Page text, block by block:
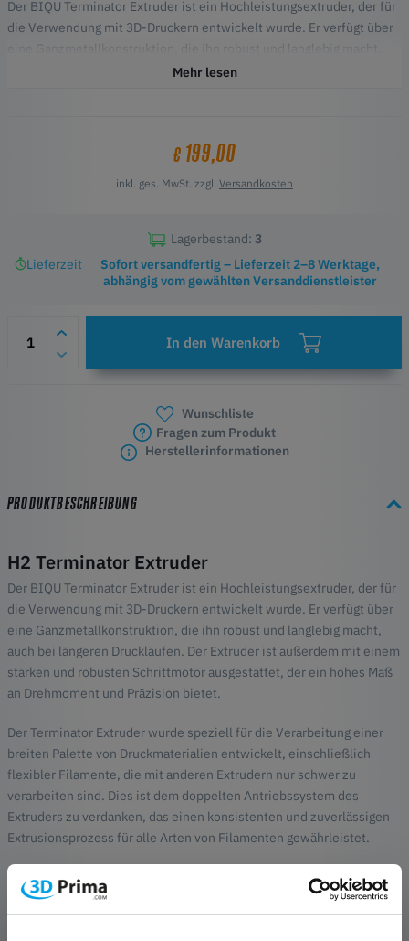
Der BIQU Terminator Extruder ist ein Hochleistungsextruder, der für
die Verwendung mit 3D-Druckern entwickelt wurde. Er verfügt über
eine Ganzmetallkonstruktion, die ihn robust und langlebig macht,
auch bei längeren Druckläufen. Der Extruder ist außerdem mit einem
Mehr lesen
€ 199,00
inkl. ges. MwSt. zzgl. Versandkosten
Lagerbestand: 3
Lieferzeit
Sofort versandfertig – Lieferzeit 2–8 Werktage,
abhängig vom gewählten Versanddienstleister
In den Warenkorb
Wunschliste
Fragen zum Produkt
Herstellerinformationen
PRODUKTBESCHREIBUNG
H2 Terminator Extruder
Der BIQU Terminator Extruder ist ein Hochleistungsextruder, der für
die Verwendung mit 3D-Druckern entwickelt wurde. Er verfügt über
eine Ganzmetallkonstruktion, die ihn robust und langlebig macht,
auch bei längeren Druckläufen. Der Extruder ist außerdem mit einem
starken und robusten Schrittmotor ausgestattet, der ein hohes Maß
an Drehmoment und Präzision bietet.
Der Terminator Extruder wurde speziell für die Verarbeitung einer
breiten Palette von Druckmaterialien entwickelt, einschließlich
flexibler Filamente, die mit anderen Extrudern nur schwer zu
verarbeiten sind. Dies ist dem doppelten Antriebssystem des
Extruders zu verdanken, das einen konsistenten und zuverlässigen
Extrusionsprozess für alle Arten von Filamenten gewährleistet.
Eines der herausragenden Merkmale des BIQU Terminator Extruders
ist sein benutzerfreundliches Design. Der Extruder wurde für eine
schnelle und einfache Installation konzipiert, was ihn sowohl für